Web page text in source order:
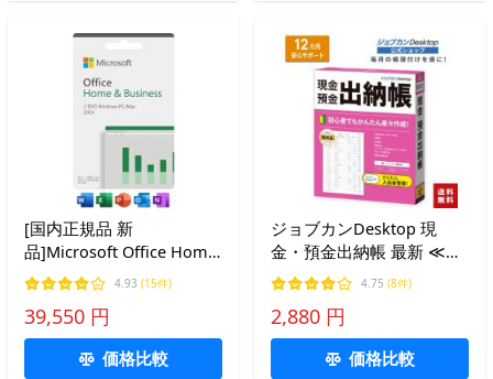
[国内正規品 新
品]Microsoft Office Home
&amp; Business 2024(最新
永続版)|カード
版|Windows11、10/mac
対応|PC2台
[windows_10,windows_11]
4.93 (15件)
39,550 円
価格比較
ジョブカンDesktop 現
金・預金出納帳 最新 ≪は
じめてのお金管理に！初心
者も簡単≫ インボイス対
応 自治会 町内会 団体 個
人事業主 フリーランス 経
費帳 公式
4.75 (8件)
2,880 円
価格比較